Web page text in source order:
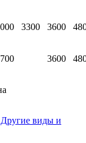
3300 3600
3600
Другие виды и